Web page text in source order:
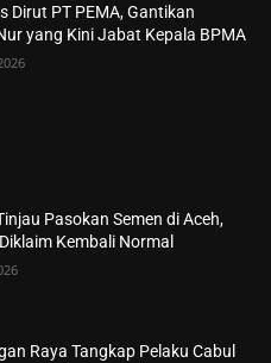
Dirut PT PEMA, Gantikan
yang Kini Jabat Kepala BPMA
Pasokan Semen di Aceh,
Kembali Normal
Raya Tangkap Pelaku Cabul